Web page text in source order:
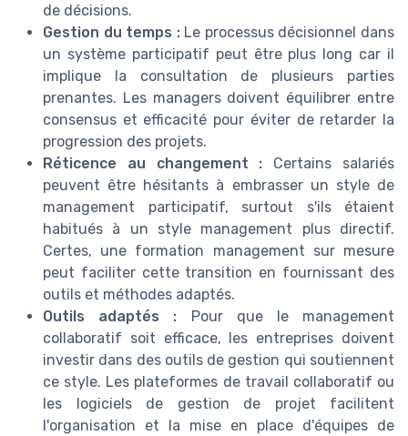
de décisions.
Gestion du temps :Le processus décisionnel dans
un système participatif peut être plus long car il
implique la consultation de plusieurs parties
prenantes. Les managers doivent équilibrer entre
consensus et efficacité pour éviter de retarder la
progression des projets.
Réticence au changement : Certains salariés
peuvent être hésitants à embrasser un style de
management participatif, surtout s'ils étaient
habitués à un style management plus directif.
Certes, une formation management sur mesure
peut faciliter cette transition en fournissant des
outils et méthodes adaptés.
Outils adaptés : Pour que le management
collaboratif soit efficace, les entreprises doivent
investir dans des outils de gestion qui soutiennent
ce style. Les plateformes de travail collaboratif ou
les logiciels de gestion de projet facilitent
l'organisation et la mise en place d'équipes de